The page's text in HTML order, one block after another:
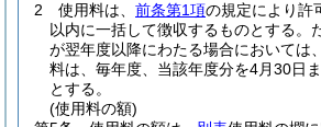
2
使用料は、 前条第1項の規定により許
以内に一括して徴収するものとする。
が翌年度以降にわたる場合においては
料は、毎年度、当該年度分を4月30日
とする。
(使用料の額)